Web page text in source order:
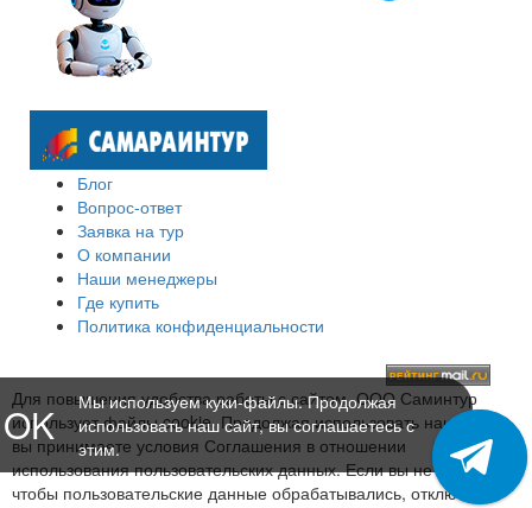
Блог
Вопрос-ответ
Заявка на тур
О компании
Наши менеджеры
Где купить
Политика конфиденциальности
Для повышения удобства работы с сайтом, ООО Саминтур
использует файлы cookie. Продолжая использовать наш сайт,
вы принимаете условия Соглашения в отношении
использования пользовательских данных. Если вы не хотите,
чтобы пользовательские данные обрабатывались, отключите
OK
Мы используем куки-файлы. Продолжая
использовать наш сайт, вы соглашаетесь с
этим.